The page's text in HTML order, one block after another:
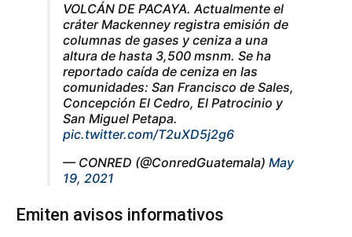
VOLCÁN DE PACAYA. Actualmente el
cráter Mackenney registra emisión de
columnas de gases y ceniza a una
altura de hasta 3,500 msnm. Se ha
reportado caída de ceniza en las
comunidades: San Francisco de Sales,
Concepción El Cedro, El Patrocinio y
San Miguel Petapa.
pic.twitter.com/T2uXD5j2g6
— CONRED (@ConredGuatemala) May
19, 2021
Emiten avisos informativos